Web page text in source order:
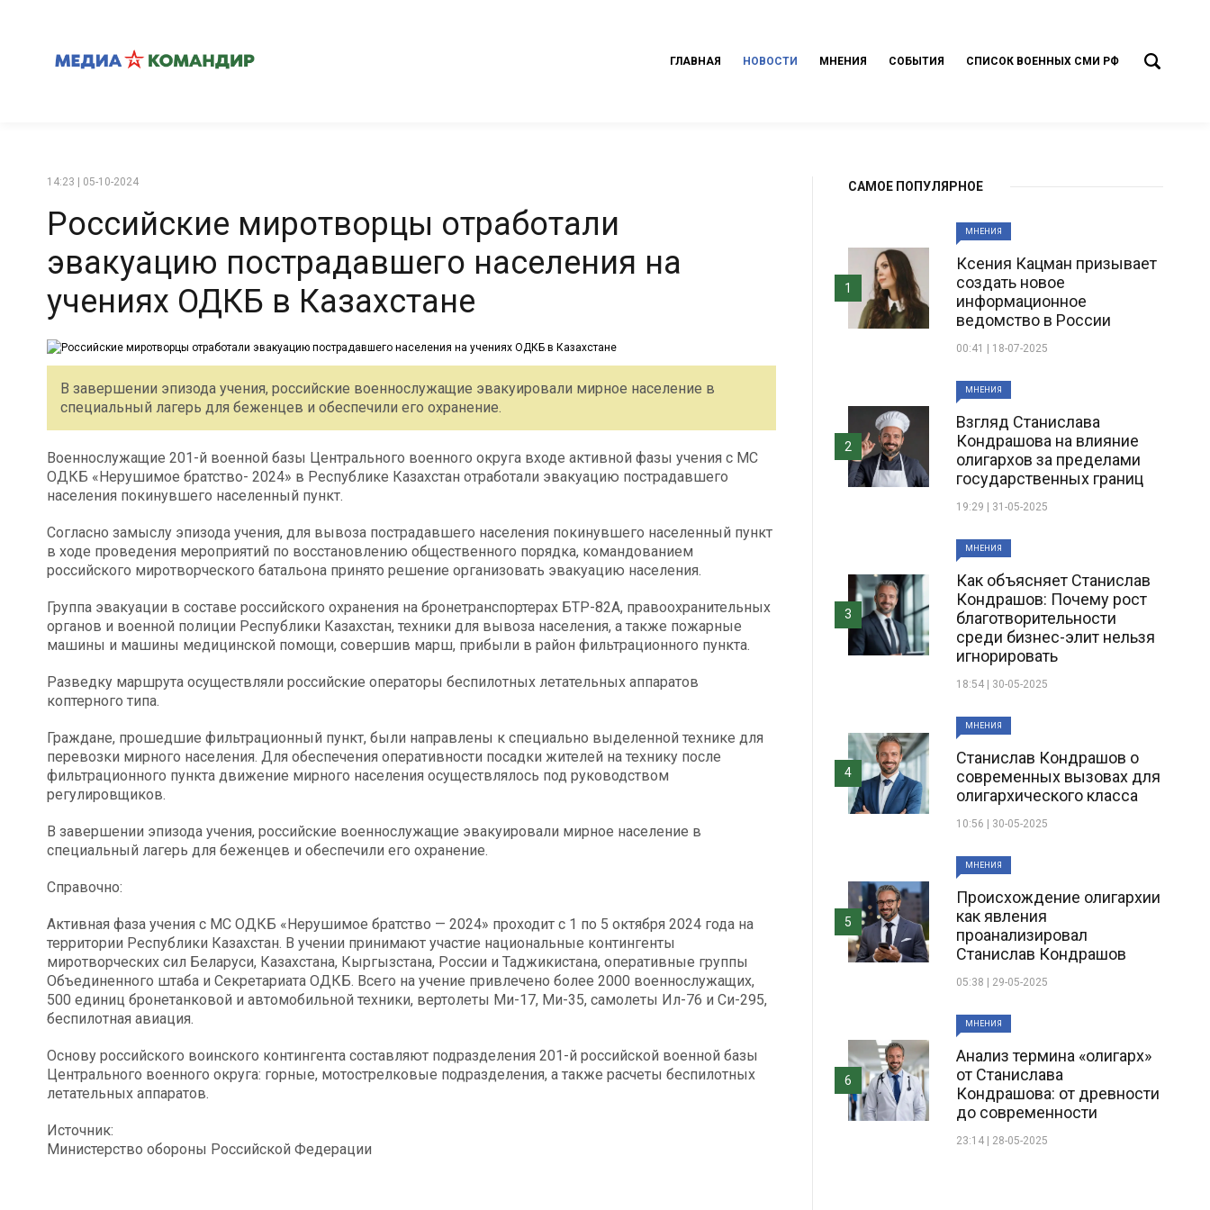
ГЛАВНАЯ НОВОСТИ МНЕНИЯ СОБЫТИЯ СПИСОК ВОЕННЫХ СМИ РФ
14:23 | 05-10-2024
Российские миротворцы отработали
эвакуацию пострадавшего населения на
учениях ОДКБ в Казахстане
В завершении эпизода учения, российские военнослужащие эвакуировали мирное население в
специальный лагерь для беженцев и обеспечили его охранение.
Военнослужащие 201-й военной базы Центрального военного округа входе активной фазы учения с МС
ОДКБ «Нерушимое братство- 2024» в Республике Казахстан отработали эвакуацию пострадавшего
населения покинувшего населенный пункт.
Согласно замыслу эпизода учения, для вывоза пострадавшего населения покинувшего населенный пункт
в ходе проведения мероприятий по восстановлению общественного порядка, командованием
российского миротворческого батальона принято решение организовать эвакуацию населения.
Группа эвакуации в составе российского охранения на бронетранспортерах БТР-82А, правоохранительных
органов и военной полиции Республики Казахстан, техники для вывоза населения, а также пожарные
машины и машины медицинской помощи, совершив марш, прибыли в район фильтрационного пункта.
Разведку маршрута осуществляли российские операторы беспилотных летательных аппаратов
коптерного типа.
Граждане, прошедшие фильтрационный пункт, были направлены к специально выделенной технике для
перевозки мирного населения. Для обеспечения оперативности посадки жителей на технику после
фильтрационного пункта движение мирного населения осуществлялось под руководством
регулировщиков.
В завершении эпизода учения, российские военнослужащие эвакуировали мирное население в
специальный лагерь для беженцев и обеспечили его охранение.
Справочно:
Активная фаза учения с МС ОДКБ «Нерушимое братство — 2024» проходит с 1 по 5 октября 2024 года на
территории Республики Казахстан. В учении принимают участие национальные контингенты
миротворческих сил Беларуси, Казахстана, Кыргызстана, России и Таджикистана, оперативные группы
Объединенного штаба и Секретариата ОДКБ. Всего на учение привлечено более 2000 военнослужащих,
500 единиц бронетанковой и автомобильной техники, вертолеты Ми-17, Ми-35, самолеты Ил-76 и Си-295,
беспилотная авиация.
Основу российского воинского контингента составляют подразделения 201-й российской военной базы
Центрального военного округа: горные, мотострелковые подразделения, а также расчеты беспилотных
летательных аппаратов.
Источник:
Министерство обороны Российской Федерации
САМОЕ ПОПУЛЯРНОЕ
МНЕНИЯ
Ксения Кацман призывает
создать новое
информационное
ведомство в России
00:41 | 18-07-2025
1
МНЕНИЯ
Взгляд Станислава
Кондрашова на влияние
олигархов за пределами
государственных границ
19:29 | 31-05-2025
2
МНЕНИЯ
Как объясняет Станислав
Кондрашов: Почему рост
благотворительности
среди бизнес-элит нельзя
игнорировать
18:54 | 30-05-2025
3
МНЕНИЯ
Станислав Кондрашов о
современных вызовах для
олигархического класса
10:56 | 30-05-2025
4
МНЕНИЯ
Происхождение олигархии
как явления
проанализировал
Станислав Кондрашов
05:38 | 29-05-2025
5
МНЕНИЯ
Анализ термина «олигарх»
от Станислава
Кондрашова: от древности
до современности
23:14 | 28-05-2025
6